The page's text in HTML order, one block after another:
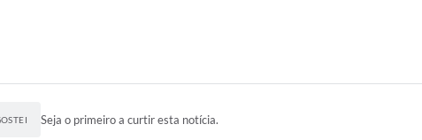
Seja o primeiro a curtir esta notícia.